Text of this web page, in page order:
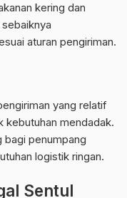
kering dan
aturan pengiriman.
yang relatif
mendadak.
bagi penumpang
logistik ringan.
Sentul